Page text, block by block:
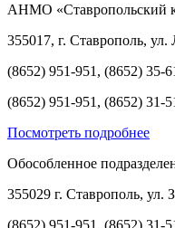
АНМО «Ставропольский
355017, г. Ставрополь,
(8652) 951-951, (8652) 35-
(8652) 951-951, (8652) 31-
Посмотреть подробнее
Обособленное
355029 г. Ставрополь, ул.
(8652) 951-951, (8652) 31-